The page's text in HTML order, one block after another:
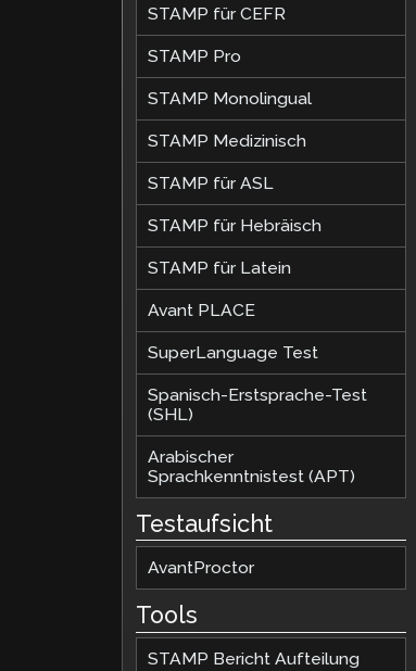
STAMP für CEFR
STAMP Pro
STAMP Monolingual
STAMP Medizinisch
STAMP für ASL
STAMP für Hebräisch
STAMP für Latein
Avant PLACE
SuperLanguage Test
Spanisch-Erstsprache-Test
(SHL)
Arabischer
Sprachkenntnistest (APT)
Testaufsicht
AvantProctor
Tools
STAMP Bericht Aufteilung